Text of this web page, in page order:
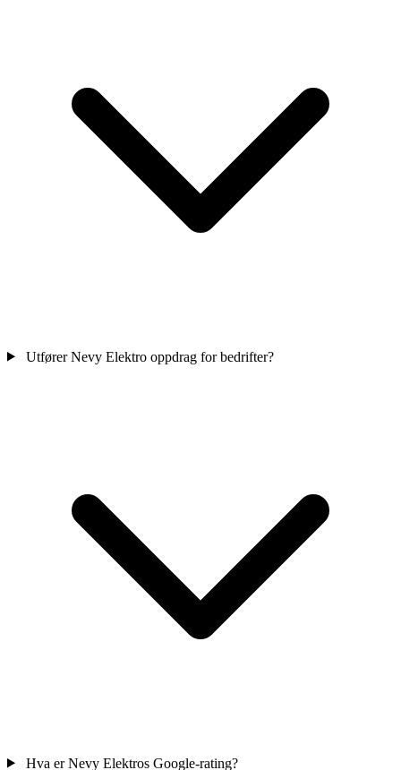
Utfører Nevy Elektro oppdrag for bedrifter?
Hva er Nevy Elektros Google-rating?